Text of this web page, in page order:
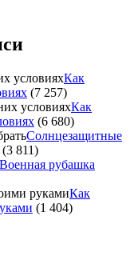
Как
(7 257)
Как
(6 680)
Солнцезащитные
(3 811)
Военная рубашка
Как
(1 404)